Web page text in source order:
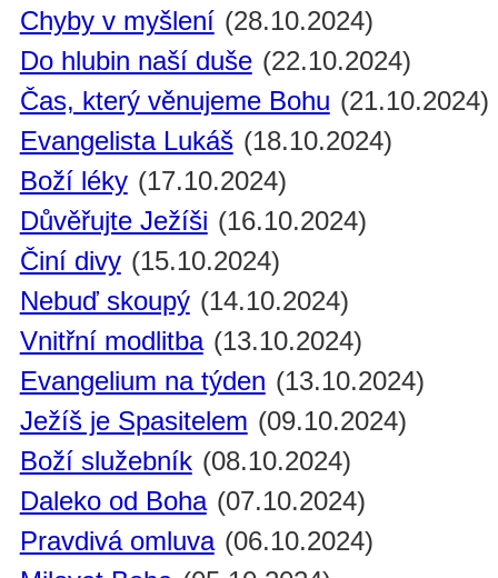
Chyby v myšlení (28.10.2024)
Do hlubin naší duše (22.10.2024)
Čas, který věnujeme Bohu (21.10.2024)
Evangelista Lukáš (18.10.2024)
Boží léky (17.10.2024)
Důvěřujte Ježíši (16.10.2024)
Činí divy (15.10.2024)
Nebuď skoupý (14.10.2024)
Vnitřní modlitba (13.10.2024)
Evangelium na týden (13.10.2024)
Ježíš je Spasitelem (09.10.2024)
Boží služebník (08.10.2024)
Daleko od Boha (07.10.2024)
Pravdivá omluva (06.10.2024)